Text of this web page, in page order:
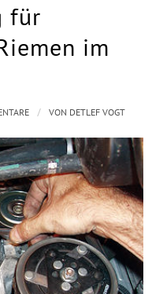
für
im
/ VON DETLEF VOGT